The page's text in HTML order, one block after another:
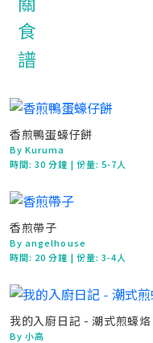
香煎鴨蛋蠔仔餅
By Kuruma
時間:30 分鐘 | 份量: 5-7人
香煎帶子
By angelhouse
時間: 20 分鐘 | 份量: 3-4人
我的入廚日記 - 潮式煎蠔烙
By 小高